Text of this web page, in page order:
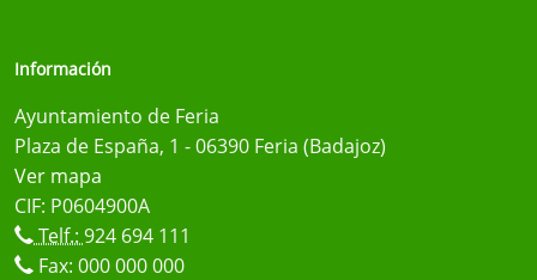
Información
Ayuntamiento de Feria
Plaza de España, 1 - 06390 Feria (Badajoz)
Ver mapa
CIF: P0604900A
Telf.: 924 694 111
Fax: 000 000 000